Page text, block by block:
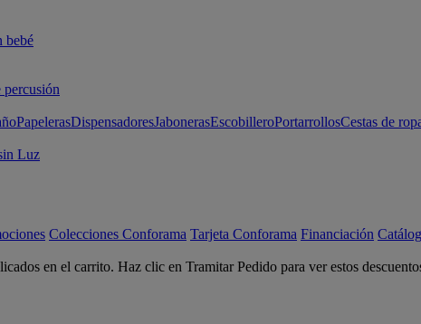
bebé
percusión
PapelerasDispensadoresJabonerasEscobilleroPortarrollosCestas de
Luz
Colecciones Conforama Tarjeta Conforama Financiación
en el carrito. Haz clic en Tramitar Pedido para ver estos